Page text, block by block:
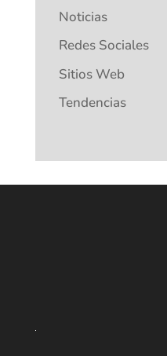
Noticias
Redes Sociales
Sitios Web
Tendencias